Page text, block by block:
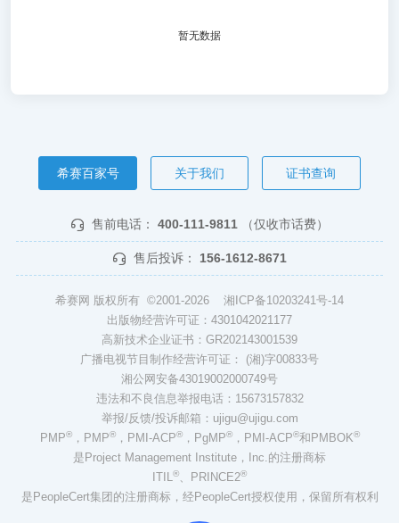
暂无数据
希赛百家号 关于我们 证书查询
售前电话： 400-111-9811 （仅收市话费）
售后投诉： 156-1612-8671
希赛网 版权所有 ©2001-2026 湘ICP备10203241号-14
出版物经营许可证：4301042021177
高新技术企业证书：GR202143001539
广播电视节目制作经营许可证： (湘)字00833号
湘公网安备43019002000749号
违法和不良信息举报电话：15673157832
举报/反馈/投诉邮箱：ujigu@ujigu.com
PMP®，PMP®，PMI-ACP®，PgMP®，PMI-ACP®和PMBOK®
是Project Management Institute，Inc.的注册商标
ITIL®、PRINCE2®
是PeopleCert集团的注册商标，经PeopleCert授权使用，保留所有权利